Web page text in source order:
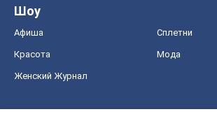
Шоу
Афиша Сплетни
Красота Мода
Женский Журнал